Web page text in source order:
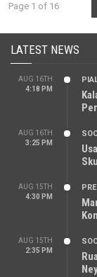
Page 1 of 16
LATEST NEWS
AUG 16TH
4:18 PM
AUG 16TH
3:25 PM
AUG 15TH
4:30 PM
AUG 15TH
2:35 PM